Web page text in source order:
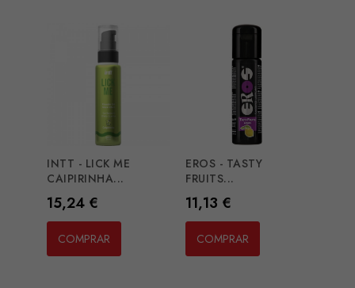
INTT - LICK ME
CAIPIRINHA...
Preço
15,24 €
COMPRAR
EROS - TASTY
FRUITS...
Preço
11,13 €
COMPRAR